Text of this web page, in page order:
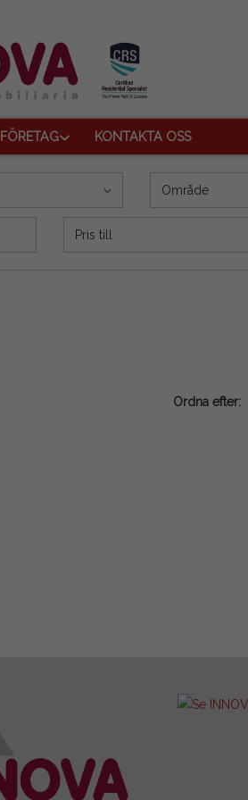
FÖRETAG KONTAKTA OSS
Område
Ordna efter: